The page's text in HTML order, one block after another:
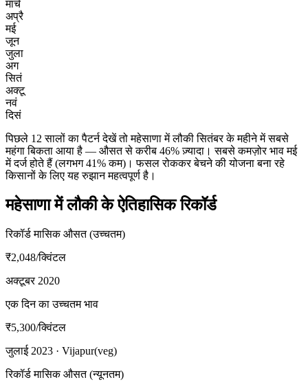
मार्च
अप्रै
मई
जून
जुला
अग
सितं
अक्टू
नवं
दिसं
पिछले 12 सालों का पैटर्न देखें तो महेसाणा में लौकी सितंबर के महीने में सबसे
महंगा बिकता आया है — औसत से करीब 46% ज़्यादा। सबसे कमज़ोर भाव मई
में दर्ज होते हैं (लगभग 41% कम)। फसल रोककर बेचने की योजना बना रहे
किसानों के लिए यह रुझान महत्वपूर्ण है।
महेसाणा में लौकी के ऐतिहासिक रिकॉर्ड
रिकॉर्ड मासिक औसत (उच्चतम)
₹2,048/क्विंटल
अक्टूबर 2020
एक दिन का उच्चतम भाव
₹5,300/क्विंटल
जुलाई 2023 · Vijapur(veg)
रिकॉर्ड मासिक औसत (न्यूनतम)